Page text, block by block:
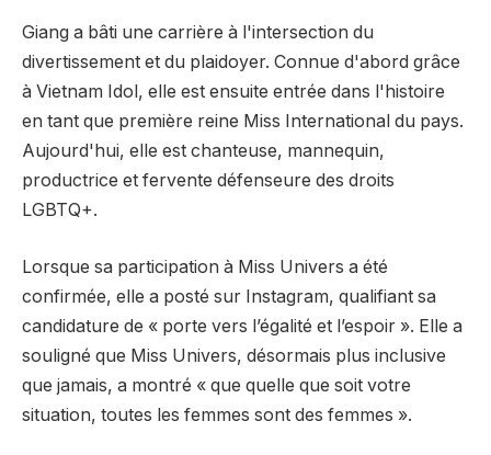
Giang a bâti une carrière à l'intersection du
divertissement et du plaidoyer. Connue d'abord grâce
à Vietnam Idol, elle est ensuite entrée dans l'histoire
en tant que première reine Miss International du pays.
Aujourd'hui, elle est chanteuse, mannequin,
productrice et fervente défenseure des droits
LGBTQ+.
Lorsque sa participation à Miss Univers a été
confirmée, elle a posté sur Instagram, qualifiant sa
candidature de « porte vers l’égalité et l’espoir ». Elle a
souligné que Miss Univers, désormais plus inclusive
que jamais, a montré « que quelle que soit votre
situation, toutes les femmes sont des femmes ».